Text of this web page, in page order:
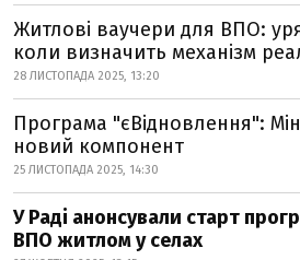
Житлові ваучери для ВПО:
коли визначить механізм
28 ЛИСТОПАДА 2025, 13:20
Програма "єВідновлення":
новий компонент
25 ЛИСТОПАДА 2025, 14:30
У Раді анонсували старт
ВПО житлом у селах